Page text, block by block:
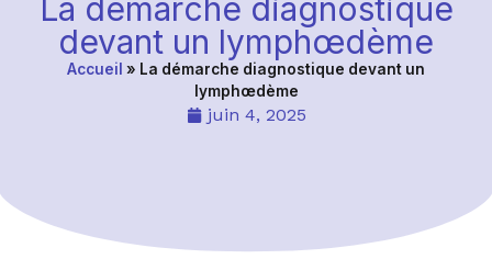
La démarche diagnostique
devant un lymphœdème
Accueil » La démarche diagnostique devant un
lymphœdème
juin 4, 2025